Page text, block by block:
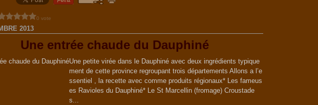
0 vote
2013
Une entrée chaude du Dauphiné
Une petite virée dans le Dauphiné avec deux ingrédients typique
ment de cette province regroupant trois départements Allons a l’e
ssentiel , la recette avec comme produits régionaux* Les fameus
es Ravioles du Dauphiné* Le St Marcellin (fromage) Croustade
s...